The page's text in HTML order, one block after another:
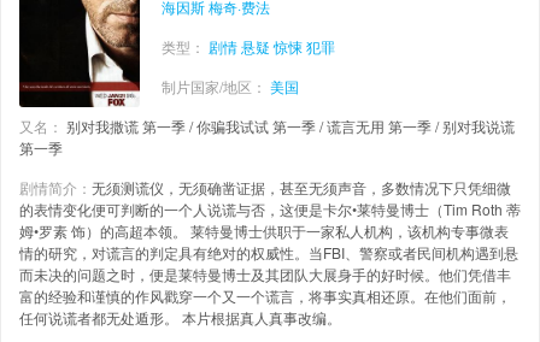
海因斯梅奇·费法
类型： 剧情悬疑 惊悚犯罪
制片国家/地区： 美国
又名： 别对我撒谎 第一季 / 你骗我试试 第一季 / 谎言无用 第一季 / 别对我说谎
第一季
剧情简介： 无须测谎仪，无须确凿证据，甚至无须声音，多数情况下只凭细微
的表情变化便可判断的一个人说谎与否，这便是卡尔•莱特曼博士（Tim Roth 蒂
姆•罗素 饰）的高超本领。 莱特曼博士供职于一家私人机构，该机构专事微表
情的研究，对谎言的判定具有绝对的权威性。当FBI、警察或者民间机构遇到悬
而未决的问题之时，便是莱特曼博士及其团队大展身手的好时候。他们凭借丰
富的经验和谨慎的作风戳穿一个又一个谎言，将事实真相还原。在他们面前，
任何说谎者都无处遁形。 本片根据真人真事改编。